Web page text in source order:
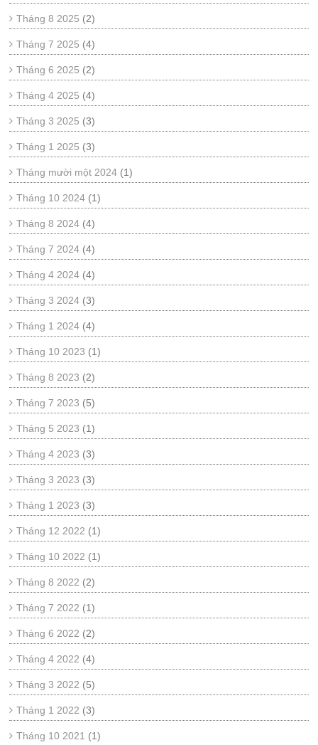
Tháng 8 2025 (2)
Tháng 7 2025 (4)
Tháng 6 2025 (2)
Tháng 4 2025 (4)
Tháng 3 2025 (3)
Tháng 1 2025 (3)
Tháng mười một 2024 (1)
Tháng 10 2024 (1)
Tháng 8 2024 (4)
Tháng 7 2024 (4)
Tháng 4 2024 (4)
Tháng 3 2024 (3)
Tháng 1 2024 (4)
Tháng 10 2023 (1)
Tháng 8 2023 (2)
Tháng 7 2023 (5)
Tháng 5 2023 (1)
Tháng 4 2023 (3)
Tháng 3 2023 (3)
Tháng 1 2023 (3)
Tháng 12 2022 (1)
Tháng 10 2022 (1)
Tháng 8 2022 (2)
Tháng 7 2022 (1)
Tháng 6 2022 (2)
Tháng 4 2022 (4)
Tháng 3 2022 (5)
Tháng 1 2022 (3)
Tháng 10 2021 (1)